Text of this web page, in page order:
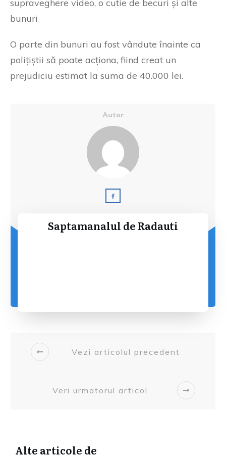
supraveghere video, o cutie de becuri și alte
bunuri
O parte din bunuri au fost vândute înainte ca
polițiștii să poate acționa, fiind creat un
prejudiciu estimat la suma de 40.000 lei.
Autor
Saptamanalul de Radauti
Vezi articolul precedent
Veri urmatorul articol
Alte articole de